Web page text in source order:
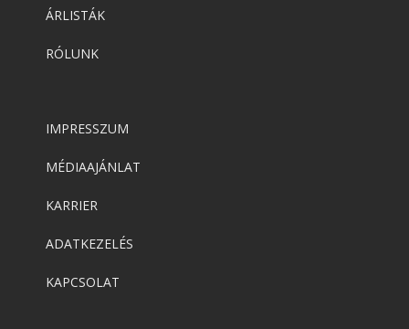
ÁRLISTÁK
RÓLUNK
IMPRESSZUM
MÉDIAAJÁNLAT
KARRIER
ADATKEZELÉS
KAPCSOLAT